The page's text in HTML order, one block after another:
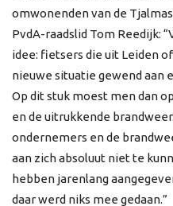
omwonenden van de
PvdA-raadslid Tom Reedijk:
idee: fietsers die uit Leiden
nieuwe situatie gewend aan
Op dit stuk moest men dan
en de uitrukkende
ondernemers en de
aan zich absoluut niet te
hebben jarenlang
daar werd niks mee gedaan.”